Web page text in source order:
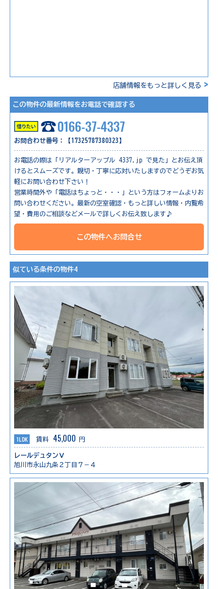
店舗情報をもっと詳しく見る >
この物件の最新情報をお電話で確認する
0166-37-4337
お問合わせ番号：【17325787380323】
お電話の際は「リアルターアップル 4337.jp で見た」とお伝え頂
けるとスムーズです。親切・丁寧に応対いたしますのでどうぞお気
軽にお問い合わせ下さい！
営業時間外や「電話はちょっと・・・」という方はフォームよりお
問い合わせください。最新の空室確認・もっと詳しい情報・内覧希
望・費用のご相談などメールで詳しくお伝え致します♪
この物件へお問合せ
似ている条件の物件4
1LDK 賃料 45,000 円
レールデュタンⅤ
旭川市永山九条２丁目７－４